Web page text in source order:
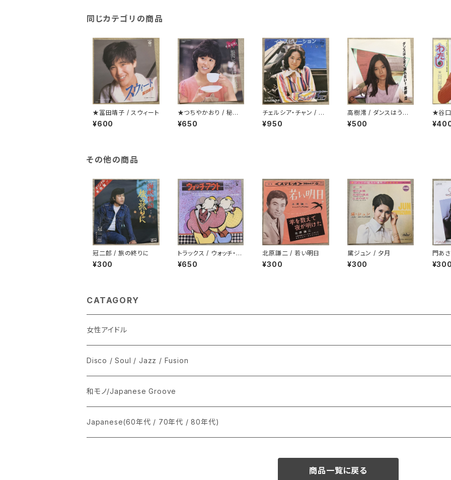
同じカテゴリの商品
★冨田靖子 / スウィート
¥600
★つちやかおり / 秘密
じゃないけど秘密
¥650
チェルシア・チャン / イ
ンスピレーション
¥950
高樹澪 / ダンスはうまく
踊れない
¥500
★谷口
その他の商品
冠二郎 / 旅の終りに
¥300
トラックス / ウォッチ・ア
ウト
¥650
北原謙二 / 若い明日
¥300
黛ジュン / 夕月
¥300
門あ
nely
CATAGORY
女性アイドル
シングル盤
あ行
か行
LP
CD
Disco / Soul / Jazz / Fusion
シングル盤
A
12インチ・シングル
和モノ/Japanese Groove
シングル盤
Japanese(60年代 / 70年代 / 80年代)
商品一覧に戻る